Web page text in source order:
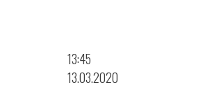
13:45
13.03.2020